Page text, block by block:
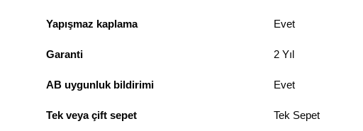
Yapışmaz kaplama Evet
Garanti 2 Yıl
AB uygunluk bildirimi Evet
Tek veya çift sepet Tek Sepet